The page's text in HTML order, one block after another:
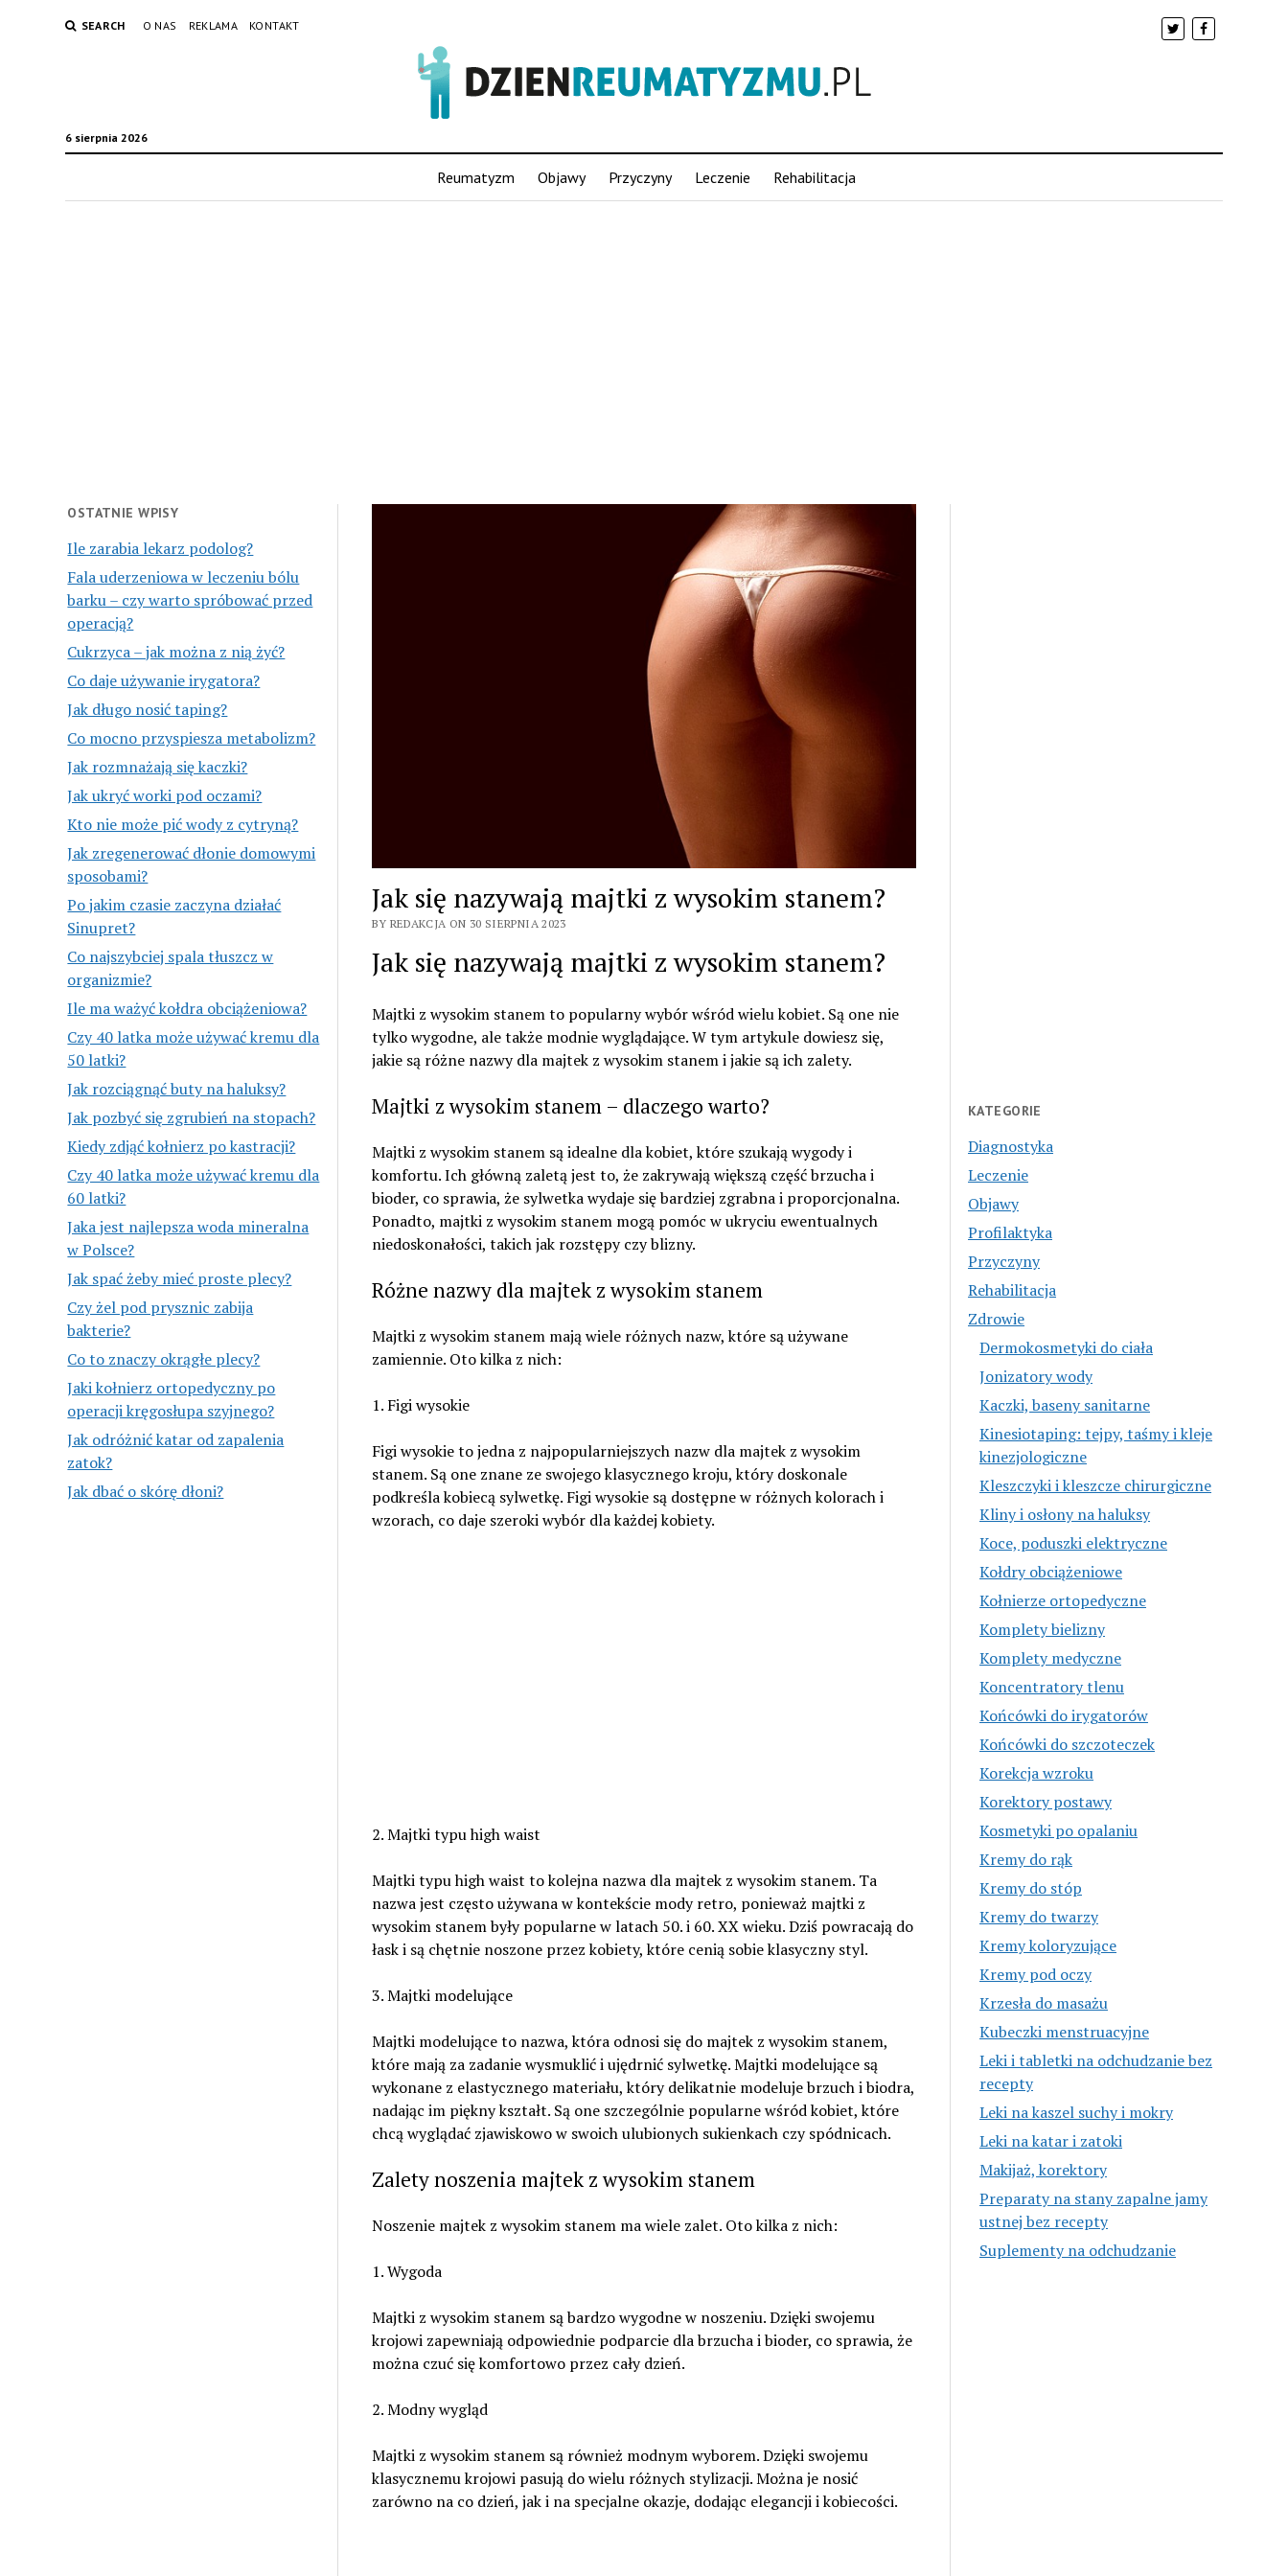
SEARCH O NAS REKLAMA KONTAKT
6 sierpnia 2026
Reumatyzm Objawy Przyczyny Leczenie Rehabilitacja
OSTATNIE WPISY
Ile zarabia lekarz podolog?
Fala uderzeniowa w leczeniu bólu
barku – czy warto spróbować przed
operacją?
Cukrzyca – jak można z nią żyć?
Co daje używanie irygatora?
Jak długo nosić taping?
Co mocno przyspiesza metabolizm?
Jak rozmnażają się kaczki?
Jak ukryć worki pod oczami?
Kto nie może pić wody z cytryną?
Jak zregenerować dłonie domowymi
sposobami?
Po jakim czasie zaczyna działać
Sinupret?
Co najszybciej spala tłuszcz w
organizmie?
Ile ma ważyć kołdra obciążeniowa?
Czy 40 latka może używać kremu dla
50 latki?
Jak rozciągnąć buty na haluksy?
Jak pozbyć się zgrubień na stopach?
Kiedy zdjąć kołnierz po kastracji?
Czy 40 latka może używać kremu dla
60 latki?
Jaka jest najlepsza woda mineralna
w Polsce?
Jak spać żeby mieć proste plecy?
Czy żel pod prysznic zabija
bakterie?
Co to znaczy okrągłe plecy?
Jaki kołnierz ortopedyczny po
operacji kręgosłupa szyjnego?
Jak odróżnić katar od zapalenia
zatok?
Jak dbać o skórę dłoni?
Jak się nazywają majtki z wysokim stanem?
BY REDAKCJA ON 30 SIERPNIA 2023
Jak się nazywają majtki z wysokim stanem?
Majtki z wysokim stanem to popularny wybór wśród wielu kobiet. Są one nie
tylko wygodne, ale także modnie wyglądające. W tym artykule dowiesz się,
jakie są różne nazwy dla majtek z wysokim stanem i jakie są ich zalety.
Majtki z wysokim stanem – dlaczego warto?
Majtki z wysokim stanem są idealne dla kobiet, które szukają wygody i
komfortu. Ich główną zaletą jest to, że zakrywają większą część brzucha i
bioder, co sprawia, że sylwetka wydaje się bardziej zgrabna i proporcjonalna.
Ponadto, majtki z wysokim stanem mogą pomóc w ukryciu ewentualnych
niedoskonałości, takich jak rozstępy czy blizny.
Różne nazwy dla majtek z wysokim stanem
Majtki z wysokim stanem mają wiele różnych nazw, które są używane
zamiennie. Oto kilka z nich:
1. Figi wysokie
Figi wysokie to jedna z najpopularniejszych nazw dla majtek z wysokim
stanem. Są one znane ze swojego klasycznego kroju, który doskonale
podkreśla kobiecą sylwetkę. Figi wysokie są dostępne w różnych kolorach i
wzorach, co daje szeroki wybór dla każdej kobiety.
2. Majtki typu high waist
Majtki typu high waist to kolejna nazwa dla majtek z wysokim stanem. Ta
nazwa jest często używana w kontekście mody retro, ponieważ majtki z
wysokim stanem były popularne w latach 50. i 60. XX wieku. Dziś powracają do
łask i są chętnie noszone przez kobiety, które cenią sobie klasyczny styl.
3. Majtki modelujące
Majtki modelujące to nazwa, która odnosi się do majtek z wysokim stanem,
które mają za zadanie wysmuklić i ujędrnić sylwetkę. Majtki modelujące są
wykonane z elastycznego materiału, który delikatnie modeluje brzuch i biodra,
nadając im piękny kształt. Są one szczególnie popularne wśród kobiet, które
chcą wyglądać zjawiskowo w swoich ulubionych sukienkach czy spódnicach.
Zalety noszenia majtek z wysokim stanem
Noszenie majtek z wysokim stanem ma wiele zalet. Oto kilka z nich:
1. Wygoda
Majtki z wysokim stanem są bardzo wygodne w noszeniu. Dzięki swojemu
krojowi zapewniają odpowiednie podparcie dla brzucha i bioder, co sprawia, że
można czuć się komfortowo przez cały dzień.
2. Modny wygląd
Majtki z wysokim stanem są również modnym wyborem. Dzięki swojemu
klasycznemu krojowi pasują do wielu różnych stylizacji. Można je nosić
zarówno na co dzień, jak i na specjalne okazje, dodając elegancji i kobiecości.
KATEGORIE
Diagnostyka
Leczenie
Objawy
Profilaktyka
Przyczyny
Rehabilitacja
Zdrowie
Dermokosmetyki do ciała
Jonizatory wody
Kaczki, baseny sanitarne
Kinesiotaping: tejpy, taśmy i kleje
kinezjologiczne
Kleszczyki i kleszcze chirurgiczne
Kliny i osłony na haluksy
Koce, poduszki elektryczne
Kołdry obciążeniowe
Kołnierze ortopedyczne
Komplety bielizny
Komplety medyczne
Koncentratory tlenu
Końcówki do irygatorów
Końcówki do szczoteczek
Korekcja wzroku
Korektory postawy
Kosmetyki po opalaniu
Kremy do rąk
Kremy do stóp
Kremy do twarzy
Kremy koloryzujące
Kremy pod oczy
Krzesła do masażu
Kubeczki menstruacyjne
Leki i tabletki na odchudzanie bez
recepty
Leki na kaszel suchy i mokry
Leki na katar i zatoki
Makijaż, korektory
Preparaty na stany zapalne jamy
ustnej bez recepty
Suplementy na odchudzanie